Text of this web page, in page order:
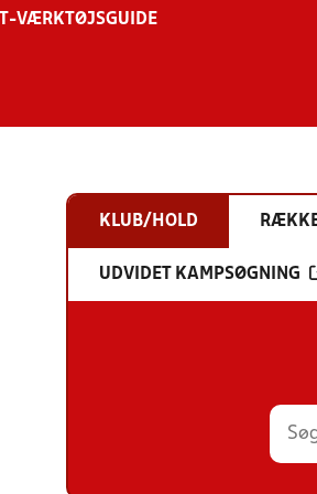
IT-VÆRKTØJSGUIDE
KLUB/HOLD
UDVIDET KAMPSØGNING